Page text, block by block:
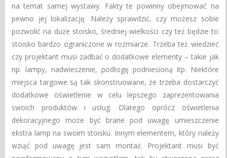
na temat samej wystawy. Fakty te powinny obejmować na
pewno jej lokalizację. Należy sprawdzić, czy możesz sobie
pozwolić na duże stoisko, średniej wielkości czy też będzie to
stoisko bardzo ograniczone w rozmiarze. Trzeba też wiedzieć
czy projektant musi zadbać o dodatkowe elementy – takie jak
np. lampy, nadwieszenie, podłogę podniesioną itp. Niektóre
miejsca targowe są tak skonstruowane, że trzeba dostarczyć
dodatkowe oświetlenie w celu lepszego zaprezentowania
swoich produktów i usług. Dlatego oprócz oświetlenia
dekoracyjnego może być brane pod uwagę umieszczenie
ekstra lamp na swoim stoisku. Innym elementem, który należy
wziąć pod uwagę jest sam montaż. Projektant musi być